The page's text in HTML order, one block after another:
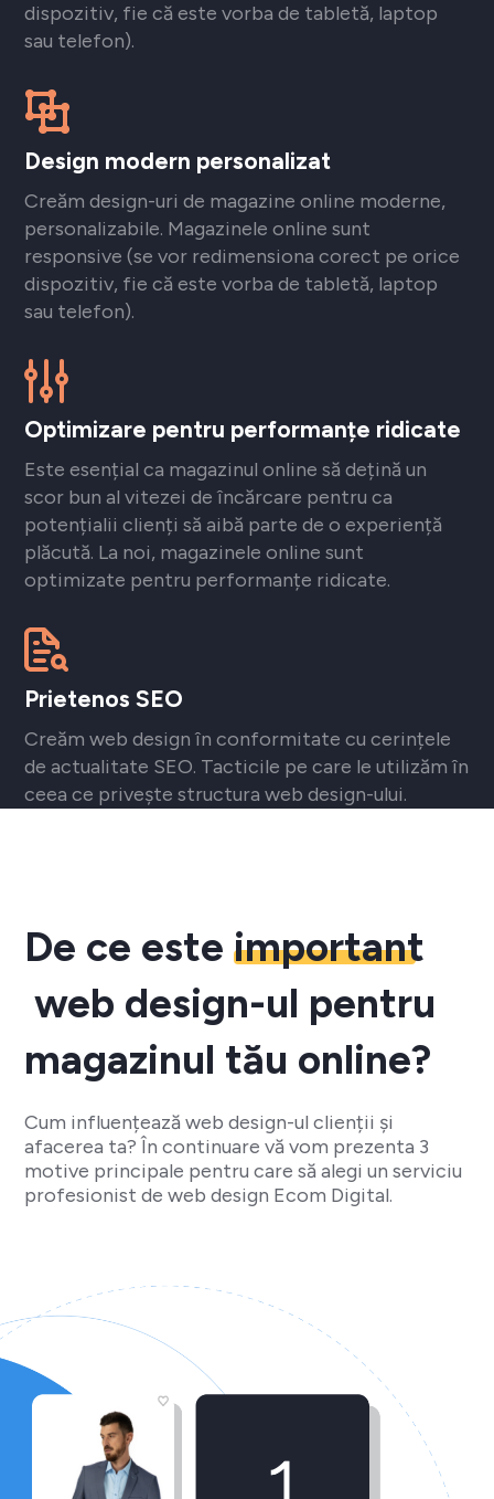
dispozitiv, fie că este vorba de tabletă, laptop
sau telefon).
Design modern personalizat
Creăm design-uri de magazine online moderne,
personalizabile. Magazinele online sunt
responsive (se vor redimensiona corect pe orice
dispozitiv, fie că este vorba de tabletă, laptop
sau telefon).
Optimizare pentru performanțe ridicate
Este esențial ca magazinul online să dețină un
scor bun al vitezei de încărcare pentru ca
potențialii clienți să aibă parte de o experiență
plăcută. La noi, magazinele online sunt
optimizate pentru performanțe ridicate.
Prietenos SEO
Creăm web design în conformitate cu cerințele
de actualitate SEO. Tacticile pe care le utilizăm în
ceea ce privește structura web design-ului.
De ce esteimportant
web design-ul pentru
magazinul tău online?
Cum influențează web design-ul clienții și
afacerea ta? În continuare vă vom prezenta 3
motive principale pentru care să alegi un serviciu
profesionist de web design Ecom Digital.